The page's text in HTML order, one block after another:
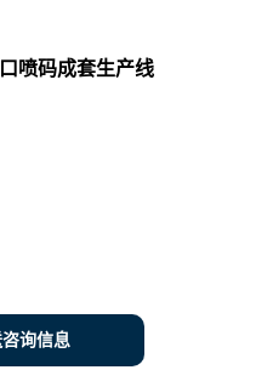
喷码成套生产线
询信息